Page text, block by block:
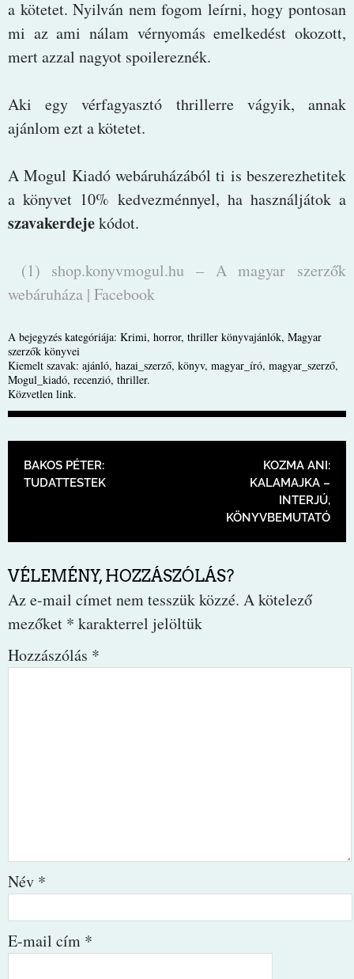
a kötetet. Nyilván nem fogom leírni, hogy pontosan
mi az ami nálam vérnyomás emelkedést okozott,
mert azzal nagyot spoilereznék.
Aki egy vérfagyasztó thrillerre vágyik, annak
ajánlom ezt a kötetet.
A Mogul Kiadó webáruházából ti is beszerezhetitek
a könyvet 10% kedvezménnyel, ha használjátok a
szavakerdejekódot.
(1) shop.konyvmogul.hu – A magyar szerzők
webáruháza | Facebook
A bejegyzés kategóriája: Krimi, horror, thriller könyvajánlók, Magyar
szerzők könyvei
Kiemelt szavak: ajánló, hazai_szerző, könyv, magyar_író, magyar_szerző,
Mogul_kiadó, recenzió, thriller.
Közvetlen link.
BEJEGYZÉS NAVIGÁCIÓ
BAKOS PÉTER:
TUDATTESTEK
KOZMA ANI:
KALAMAJKA –
INTERJÚ,
KÖNYVBEMUTATÓ
VÉLEMÉNY, HOZZÁSZÓLÁS?
Az e-mail címet nem tesszük közzé. A kötelező
mezőket * karakterrel jelöltük
Hozzászólás *
Név *
E-mail cím *